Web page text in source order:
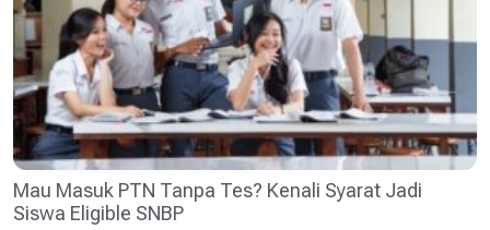
Mau Masuk PTN Tanpa Tes? Kenali Syarat Jadi
Siswa Eligible SNBP